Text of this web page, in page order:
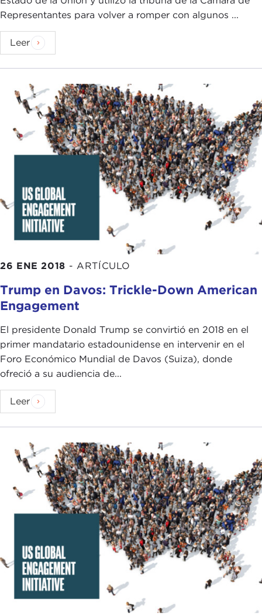
Representantes para volver a romper con algunos ...
Leer
26 ENE 2018 - ARTÍCULO
Trump en Davos: Trickle-Down American
Engagement
El presidente Donald Trump se convirtió en 2018 en el
primer mandatario estadounidense en intervenir en el
Foro Económico Mundial de Davos (Suiza), donde
ofreció a su audiencia de...
Leer